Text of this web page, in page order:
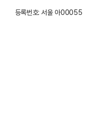
등록번호: 서울 아00055